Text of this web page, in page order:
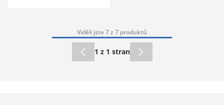
Viděli jste 7 z 7 produktů
1 z 1 stran